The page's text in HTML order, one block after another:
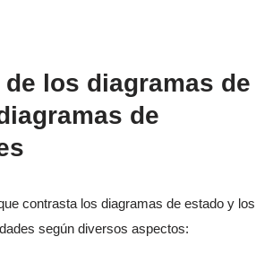
de los diagramas de
de
contrasta los diagramas de estado y los
según diversos aspectos: